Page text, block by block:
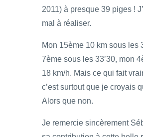
2011) à presque 39 piges !
mal à réaliser.
Mon 15ème 10 km sous les
7ème sous les 33’30, mon
18 km/h. Mais ce qui fait
c’est surtout que je croyais
Alors que non.
Je remercie sincèrement